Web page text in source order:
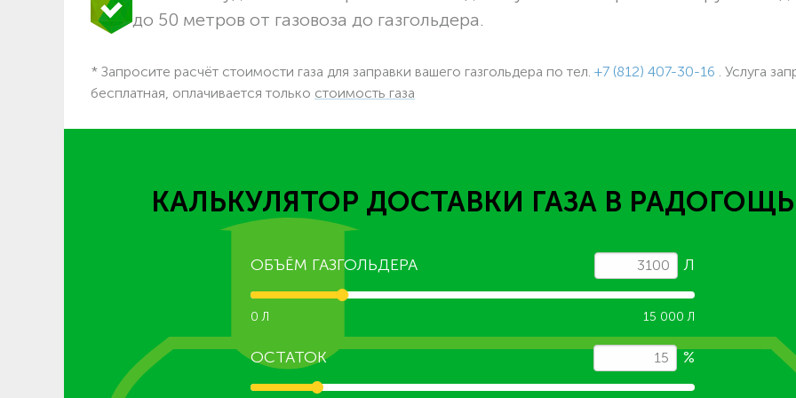
до 50 метров от газовоза до газгольдера.
* Запросите расчёт стоимости газа для заправки вашего газгольдера по тел. +7 (812) 407-30-16 . Услуга
бесплатная, оплачивается только стоимость газа
КАЛЬКУЛЯТОР ДОСТАВКИ ГАЗА В РАДОГОЩЬ
ОБЪЁМ ГАЗГОЛЬДЕРА Л
0 Л 15 000 Л
ОСТАТОК %